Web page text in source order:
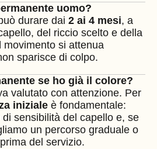
uomo?
durare dai 2 ai 4 mesi, a
del riccio scelto e della
movimento si attenua
sparisce di colpo.
se ho già il colore?
valutato con attenzione. Per
iniziale è fondamentale:
sensibilità del capello e, se
un percorso graduale o
del servizio.